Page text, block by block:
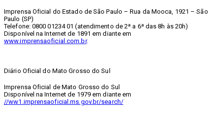
Imprensa Oficial do Estado de São Paulo – Rua da Mooca, 1921 – São
Paulo (SP)
Telefone: 0800 01234 01 (atendimento de 2ª a 6ª das 8h às 20h)
Disponível na Internet de 1891 em diante em
www.imprensaoficial.com.br.
Diário Oficial do Mato Grosso do Sul
Imprensa Oficial de Mato Grosso do Sul
Disponível na Internet de 1979 em diante em
//ww1.imprensaoficial.ms.gov.br/search/